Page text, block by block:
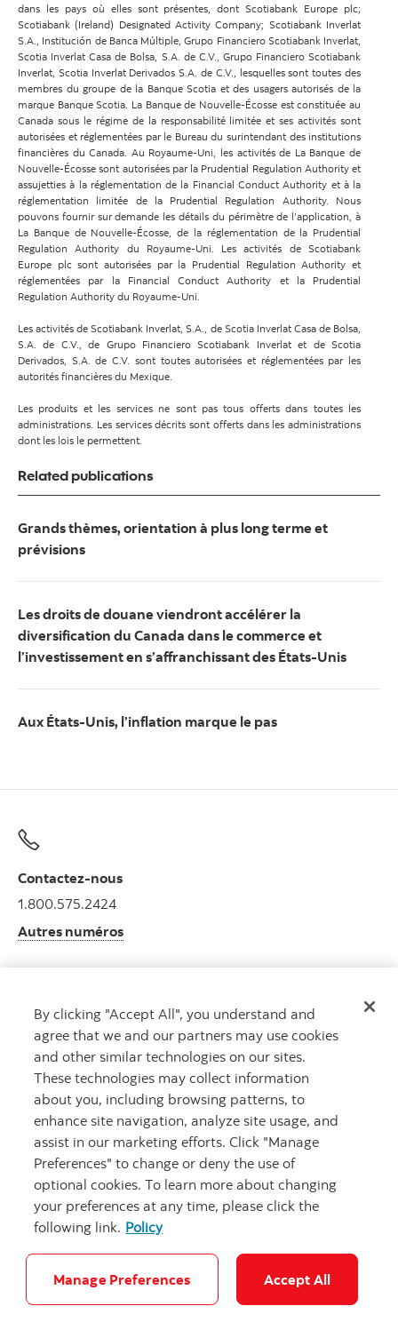
dans les pays où elles sont présentes, dont Scotiabank Europe plc;
Scotiabank (Ireland) Designated Activity Company; Scotiabank Inverlat
S.A., Institución de Banca Múltiple, Grupo Financiero Scotiabank Inverlat,
Scotia Inverlat Casa de Bolsa, S.A. de C.V., Grupo Financiero Scotiabank
Inverlat, Scotia Inverlat Derivados S.A. de C.V., lesquelles sont toutes des
membres du groupe de la Banque Scotia et des usagers autorisés de la
marque Banque Scotia. La Banque de Nouvelle-Écosse est constituée au
Canada sous le régime de la responsabilité limitée et ses activités sont
autorisées et réglementées par le Bureau du surintendant des institutions
financières du Canada. Au Royaume-Uni, les activités de La Banque de
Nouvelle-Écosse sont autorisées par la Prudential Regulation Authority et
assujetties à la réglementation de la Financial Conduct Authority et à la
réglementation limitée de la Prudential Regulation Authority. Nous
pouvons fournir sur demande les détails du périmètre de l’application, à
La Banque de Nouvelle-Écosse, de la réglementation de la Prudential
Regulation Authority du Royaume-Uni. Les activités de Scotiabank
Europe plc sont autorisées par la Prudential Regulation Authority et
réglementées par la Financial Conduct Authority et la Prudential
Regulation Authority du Royaume-Uni.
Les activités de Scotiabank Inverlat, S.A., de Scotia Inverlat Casa de Bolsa,
S.A. de C.V., de Grupo Financiero Scotiabank Inverlat et de Scotia
Derivados, S.A. de C.V. sont toutes autorisées et réglementées par les
autorités financières du Mexique.
Les produits et les services ne sont pas tous offerts dans toutes les
administrations. Les services décrits sont offerts dans les administrations
dont les lois le permettent.
Related publications
Grands thèmes, orientation à plus long terme et
prévisions
Les droits de douane viendront accélérer la
diversification du Canada dans le commerce et
l’investissement en s’affranchissant des États-Unis
Aux États-Unis, l’inflation marque le pas
Contactez-nous
1.800.575.2424
Autres numéros
Obtenir des conseils
Rencontrez un conseiller.
Prenez rendez-vous
Carrières Notes juridiques
By clicking "Accept All", you understand and
agree that we and our partners may use cookies
and other similar technologies on our sites.
These technologies may collect information
about you, including browsing patterns, to
enhance site navigation, analyze site usage, and
assist in our marketing efforts. Click "Manage
Preferences" to change or deny the use of
optional cookies. To learn more about changing
your preferences at any time, please click the
following link. Policy
Manage Preferences Accept All